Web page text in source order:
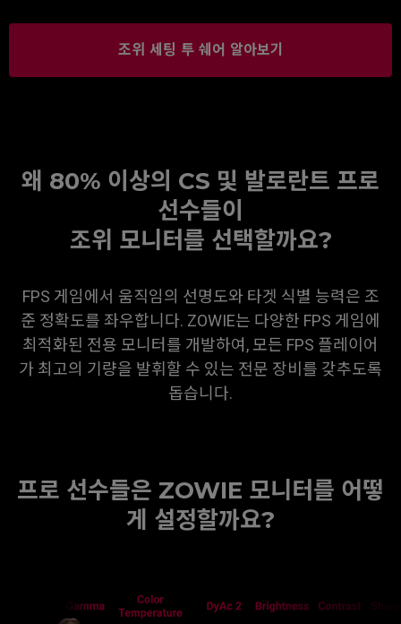
조위 세팅 투 쉐어 알아보기
왜 80% 이상의 CS 및 발로란트 프로
선수들이
조위 모니터를 선택할까요?​
FPS 게임에서 움직임의 선명도와 타겟 식별 능력은 조
준 정확도를 좌우합니다. ZOWIE는 다양한 FPS 게임에
최적화된 전용 모니터를 개발하여, 모든 FPS 플레이어
가 최고의 기량을 발휘할 수 있는 전문 장비를 갖추도록
돕습니다.
프로 선수들은 ZOWIE 모니터를 어떻
게 설정할까요?